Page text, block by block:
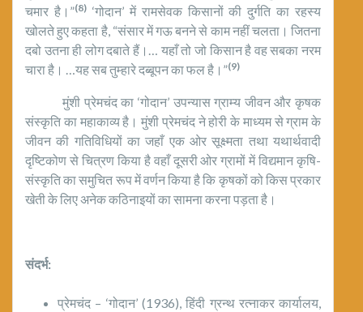
चमार है।”(8)‘गोदान’ में रामसेवक किसानों की दुर्गति का रहस्य
खोलते हुए कहता है, “संसार में गऊ बनने से काम नहीं चलता। जितना
दबो उतना ही लोग दबाते हैं।… यहाँ तो जो किसान है वह सबका नरम
चारा है। …यह सब तुम्हारे दब्बूपन का फल है।”(9)
मुंशी प्रेमचंद का ‘गोदान’ उपन्यास ग्राम्य जीवन और कृषक
संस्कृत‍ि का महाकाव्य है। मुंशी प्रेमचंद ने होरी के माध्यम से ग्राम के
जीवन की गतिविधियों का जहाँ एक ओर सूक्ष्मता तथा यथार्थवादी
दृष्टिकोण से चित्रण किया है वहाँ दूसरी ओर ग्रामों में विद्यमान कृषि-
संस्कृति का समुचित रूप में वर्णन किया है कि कृषकों को किस प्रकार
खेती के लिए अनेक कठिनाइयों का सामना करना पड़ता है।
संदर्भ:
प्रेमचंद – ‘गोदान’ (1936), हिंदी ग्रन्थ रत्नाकर कार्यालय,